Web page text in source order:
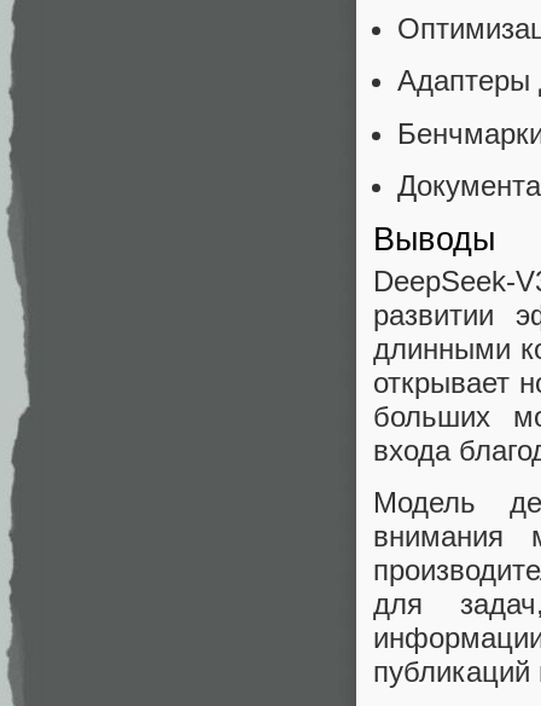
Адаптеры
Выводы
развитии
длинными
открывает
больших
входа
Модель
внимания
для